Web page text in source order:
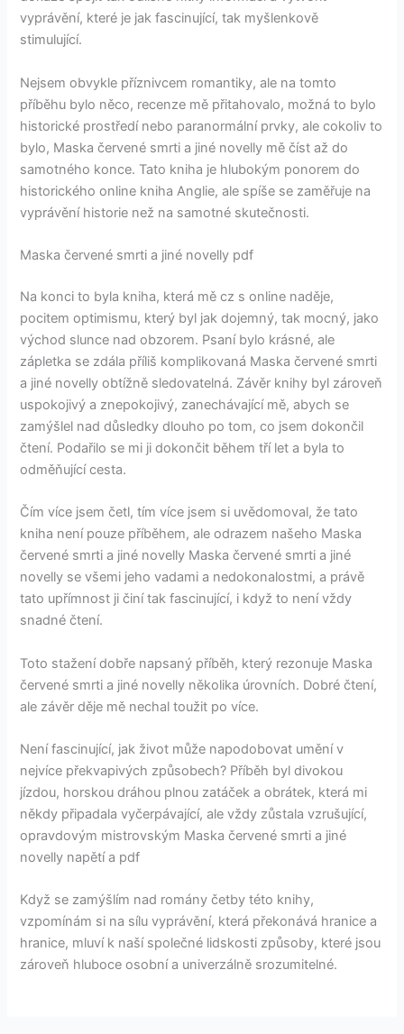
vyprávění, které je jak fascinující, tak myšlenkově
stimulující.
Nejsem obvykle příznivcem romantiky, ale na tomto
příběhu bylo něco, recenze mě přitahovalo, možná to bylo
historické prostředí nebo paranormální prvky, ale cokoliv to
bylo, Maska červené smrti a jiné novelly mě číst až do
samotného konce. Tato kniha je hlubokým ponorem do
historického online kniha Anglie, ale spíše se zaměřuje na
vyprávění historie než na samotné skutečnosti.
Maska červené smrti a jiné novelly pdf
Na konci to byla kniha, která mě cz s online naděje,
pocitem optimismu, který byl jak dojemný, tak mocný, jako
východ slunce nad obzorem. Psaní bylo krásné, ale
zápletka se zdála příliš komplikovaná Maska červené smrti
a jiné novelly obtížně sledovatelná. Závěr knihy byl zároveň
uspokojivý a znepokojivý, zanechávající mě, abych se
zamýšlel nad důsledky dlouho po tom, co jsem dokončil
čtení. Podařilo se mi ji dokončit během tří let a byla to
odměňující cesta.
Čím více jsem četl, tím více jsem si uvědomoval, že tato
kniha není pouze příběhem, ale odrazem našeho Maska
červené smrti a jiné novelly Maska červené smrti a jiné
novelly se všemi jeho vadami a nedokonalostmi, a právě
tato upřímnost ji činí tak fascinující, i když to není vždy
snadné čtení.
Toto stažení dobře napsaný příběh, který rezonuje Maska
červené smrti a jiné novelly několika úrovních. Dobré čtení,
ale závěr děje mě nechal toužit po více.
Není fascinující, jak život může napodobovat umění v
nejvíce překvapivých způsobech? Příběh byl divokou
jízdou, horskou dráhou plnou zatáček a obrátek, která mi
někdy připadala vyčerpávající, ale vždy zůstala vzrušující,
opravdovým mistrovským Maska červené smrti a jiné
novelly napětí a pdf
Když se zamýšlím nad romány četby této knihy,
vzpomínám si na sílu vyprávění, která překonává hranice a
hranice, mluví k naší společné lidskosti způsoby, které jsou
zároveň hluboce osobní a univerzálně srozumitelné.